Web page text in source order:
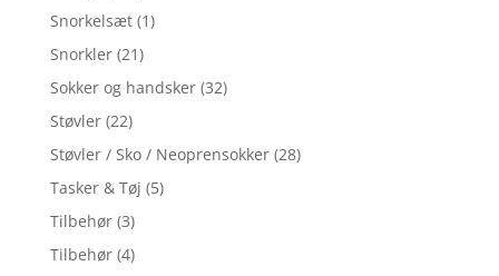
Snorkelsæt (1)
Snorkler (21)
Sokker og handsker (32)
Støvler (22)
Støvler / Sko / Neoprensokker (28)
Tasker & Tøj (5)
Tilbehør (3)
Tilbehør (4)